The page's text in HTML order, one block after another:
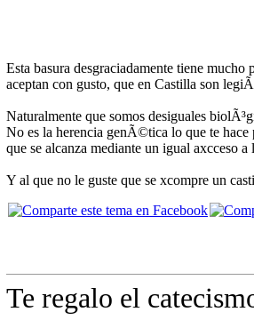
Esta basura desgraciadamente tiene
aceptan con gusto, que en Castilla son
Naturalmente que somos desiguales
No es la herencia genÃ©tica lo que te hace
que se alcanza mediante un igual axcceso
Y al que no le guste que se xcompre un
Te regalo el